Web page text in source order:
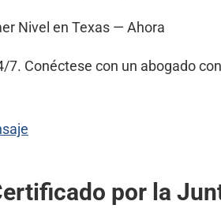
Nivel en Texas — Ahora
7. Conéctese con un abogado
por la